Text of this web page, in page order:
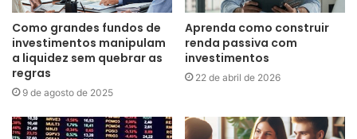
Como grandes fundos de
investimentos manipulam
a liquidez sem quebrar as
regras
9 de agosto de 2025
Aprenda como construir
renda passiva com
investimentos
22 de abril de 2026